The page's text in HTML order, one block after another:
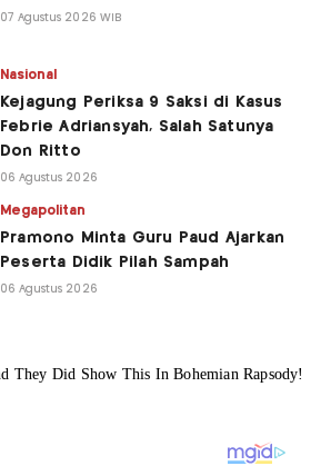
07 Agustus 2026 WIB
Nasional
Kejagung Periksa 9 Saksi di Kasus
Febrie Adriansyah, Salah Satunya
Don Ritto
06 Agustus 2026
Megapolitan
Pramono Minta Guru Paud Ajarkan
Peserta Didik Pilah Sampah
06 Agustus 2026